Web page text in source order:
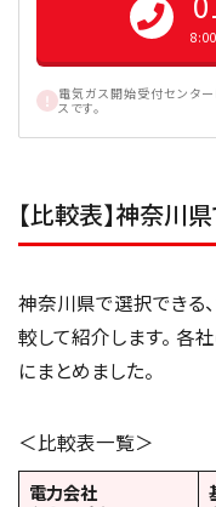
電気ガス開始受付センタ
スです。
【比較表】神奈川
神奈川県で選択できる
較して紹介します。 各
にまとめました。
＜比較表一覧＞
電力会社